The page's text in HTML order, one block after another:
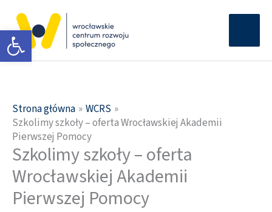
Otwórz pasek narzędzi
treści
Strona główna
WCRS
Szkolimy szkoły – oferta Wrocławskiej Akademii
Pierwszej Pomocy
Szkolimy szkoły – oferta
Wrocławskiej Akademii
Pierwszej Pomocy